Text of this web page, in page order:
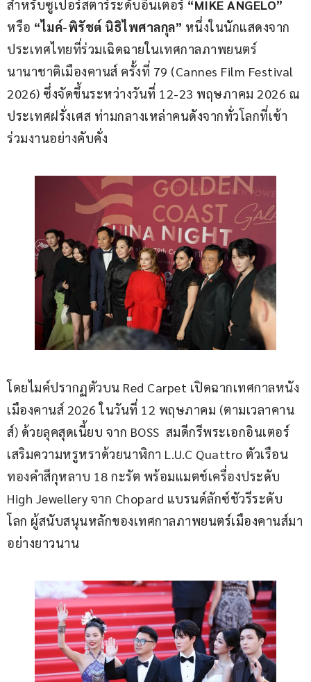
สำหรับซูเปอร์สตาร์ระดับอินเตอร์ “MIKE ANGELO”
หรือ “ไมค์-พิรัชต์ นิธิไพศาลกุล” หนึ่งในนักแสดงจาก
ประเทศไทยที่ร่วมเฉิดฉายในเทศกาลภาพยนตร์
นานาชาติเมืองคานส์ ครั้งที่ 79 (Cannes Film Festival
2026) ซึ่งจัดขึ้นระหว่างวันที่ 12-23 พฤษภาคม 2026 ณ
ประเทศฝรั่งเศส ท่ามกลางเหล่าคนดังจากทั่วโลกที่เข้า
ร่วมงานอย่างคับคั่ง
โดยไมค์ปรากฏตัวบน Red Carpet เปิดฉากเทศกาลหนัง
เมืองคานส์ 2026 ในวันที่ 12 พฤษภาคม (ตามเวลาคาน
ส์) ด้วยลุคสุดเนี้ยบ จาก BOSS  สมดีกรีพระเอกอินเตอร์
เสริมความหรูหราด้วยนาฬิกา L.U.C Quattro ตัวเรือน
ทองคำสีกุหลาบ 18 กะรัต พร้อมแมตช์เครื่องประดับ
High Jewellery จาก Chopard แบรนด์ลักซ์ชัวรีระดับ
โลก ผู้สนับสนุนหลักของเทศกาลภาพยนตร์เมืองคานส์มา
อย่างยาวนาน